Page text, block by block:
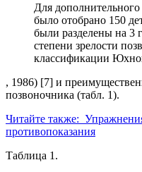
Для
было отобрано 150
были разделены на 3
степени зрелости
классификации
, 1986) [7] и
позвоночника (табл. 1).
Читайте также:
противопоказания
Таблица 1.